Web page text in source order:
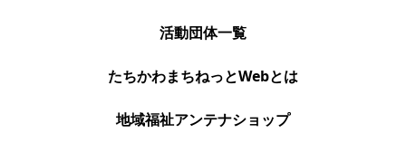
活動団体一覧
たちかわまちねっとWebとは
地域福祉アンテナショップ